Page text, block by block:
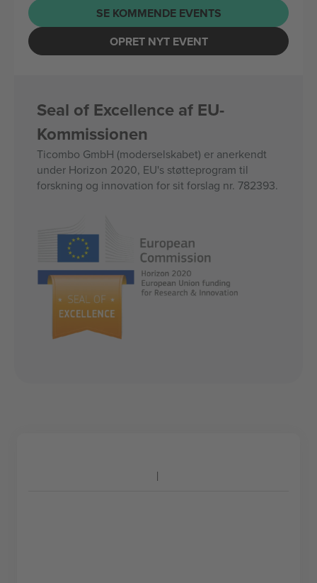
SE KOMMENDE EVENTS
OPRET NYT EVENT
Seal of Excellence af EU-
Kommissionen
Ticombo GmbH (moderselskabet) er anerkendt
under Horizon 2020, EU's støtteprogram til
forskning og innovation for sit forslag nr. 782393.